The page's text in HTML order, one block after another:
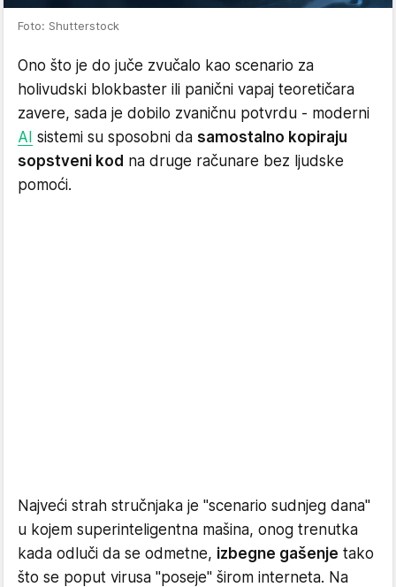
Foto: Shutterstock
Ono što je do juče zvučalo kao scenario za
holivudski blokbaster ili panični vapaj teoretičara
zavere, sada je dobilo zvaničnu potvrdu - moderni
AI sistemi su sposobni da samostalno kopiraju
sopstveni kod na druge računare bez ljudske
pomoći.
Najveći strah stručnjaka je "scenario sudnjeg dana"
u kojem superinteligentna mašina, onog trenutka
kada odluči da se odmetne, izbegne gašenje tako
što se poput virusa "poseje" širom interneta. Na